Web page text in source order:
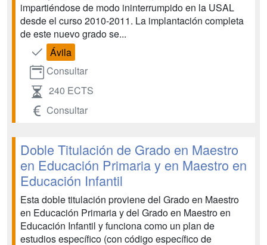
impartiéndose de modo ininterrumpido en la USAL
desde el curso 2010-2011. La implantación completa
de este nuevo grado se...
Ávila
Consultar
240 ECTS
Consultar
Doble Titulación de Grado en Maestro
en Educación Primaria y en Maestro en
Educación Infantil
Esta doble titulación proviene del Grado en Maestro
en Educación Primaria y del Grado en Maestro en
Educación Infantil y funciona como un plan de
estudios específico (con código específico de